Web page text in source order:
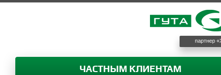
партнер
ЧАСТНЫМ КЛИЕНТАМ